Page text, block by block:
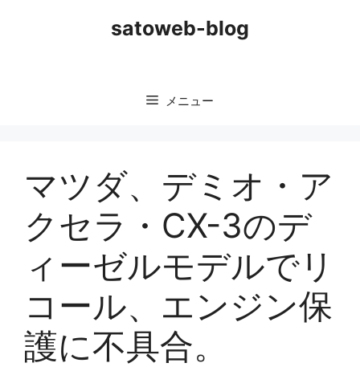
satoweb-blog
メニュー
マツダ、デミオ・ア
クセラ・CX-3のデ
ィーゼルモデルでリ
コール、エンジン保
護に不具合。